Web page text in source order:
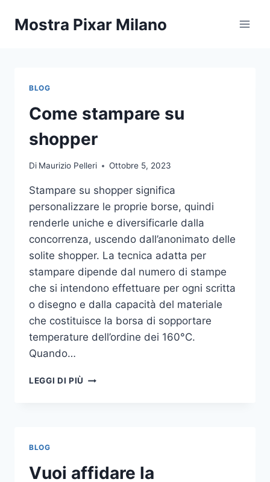
Mostra Pixar Milano
BLOG
Come stampare su
shopper
Di Maurizio Pelleri Ottobre 5, 2023
Stampare su shopper significa
personalizzare le proprie borse, quindi
renderle uniche e diversificarle dalla
concorrenza, uscendo dall’anonimato delle
solite shopper. La tecnica adatta per
stampare dipende dal numero di stampe
che si intendono effettuare per ogni scritta
o disegno e dalla capacità del materiale
che costituisce la borsa di sopportare
temperature dell’ordine dei 160°C.
Quando…
LEGGI DI PIÙ COME
BLOG
Vuoi affidare la